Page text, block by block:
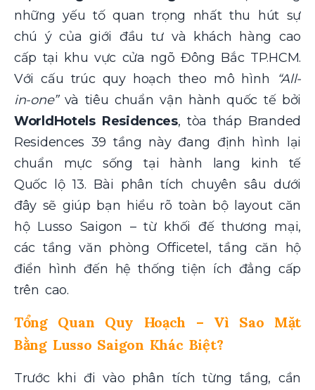
những yếu tố quan trọng nhất thu hút sự
chú ý của giới đầu tư và khách hàng cao
cấp tại khu vực cửa ngõ Đông Bắc TP.HCM.
Với cấu trúc quy hoạch theo mô hình
“All-
in-one”và tiêu chuẩn vận hành quốc tế bởi
WorldHotels Residences, tòa tháp Branded
Residences 39 tầng này đang định hình lại
chuẩn mực sống tại hành lang kinh tế
Quốc lộ 13. Bài phân tích chuyên sâu dưới
đây sẽ giúp bạn hiểu rõ toàn bộ layout căn
hộ Lusso Saigon – từ khối đế thương mại,
các tầng văn phòng Officetel, tầng căn hộ
điển hình đến hệ thống tiện ích đẳng cấp
trên cao.
Tổng Quan Quy Hoạch – Vì Sao Mặt
Bằng Lusso Saigon Khác Biệt?
Trước khi đi vào phân tích từng tầng, cần